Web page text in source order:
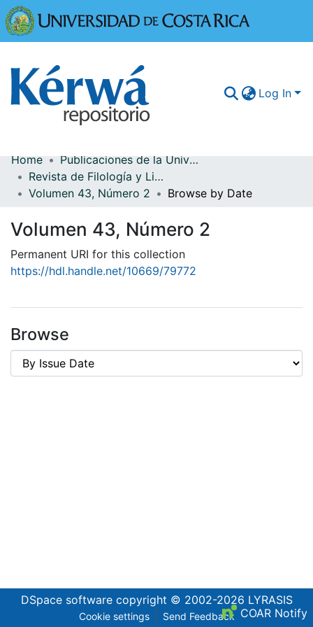
Log In
Communities & Collections
More Information
Browse Kérwá
Statistics
Home
Publicaciones de la Universidad de Costa Rica
Revista de Filología y Lingüística
Volumen 43, Número 2
Browse by Date
Volumen 43, Número 2
Permanent URI for this collection
https://hdl.handle.net/10669/79772
Browse
DSpace softwarecopyright © 2002-2026 LYRASIS
Cookie settings Send Feedback COAR Notify